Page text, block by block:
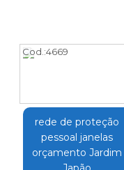
Cod.:4669
rede de proteção
pessoal janelas
orçamento Jardim